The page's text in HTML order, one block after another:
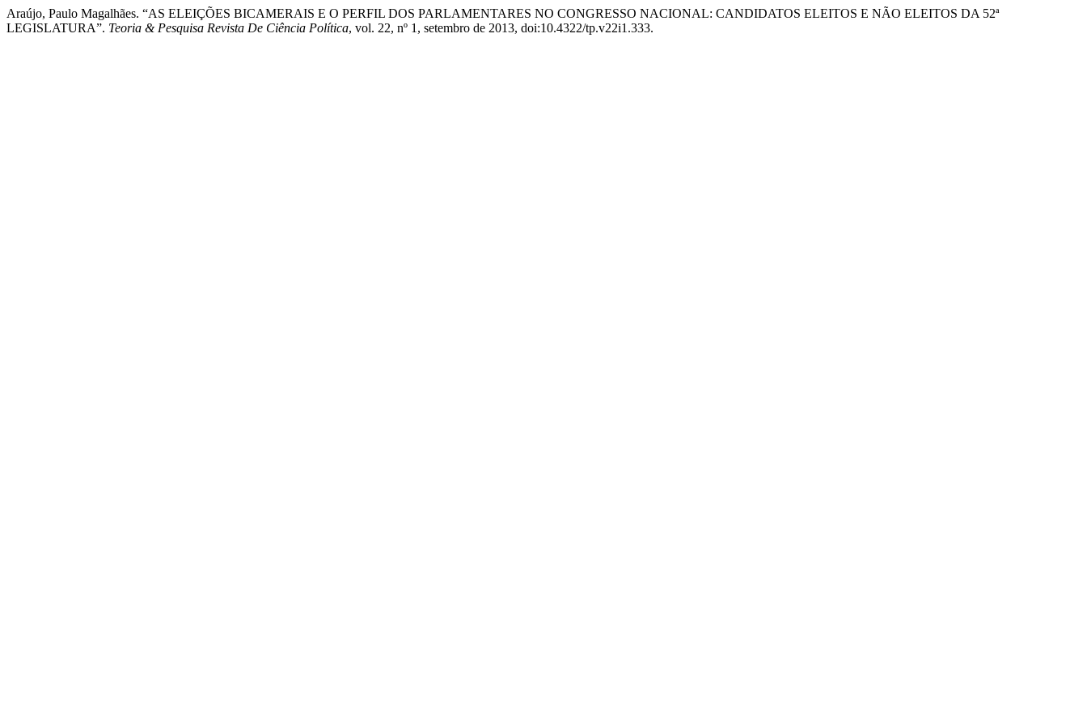
Araújo, Paulo Magalhães. “AS ELEIÇÕES BICAMERAIS E O PERFIL DOS PARLAMENTARES NO CONGRESSO NACIONAL: CANDIDATOS ELEITOS E NÃO ELEITOS DA 52ª
LEGISLATURA”. Teoria & Pesquisa Revista De Ciência Política, vol. 22, nº 1, setembro de 2013, doi:10.4322/tp.v22i1.333.